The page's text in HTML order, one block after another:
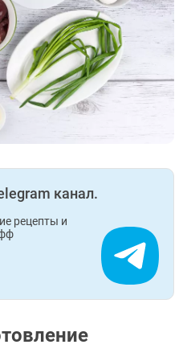
канал.
рецепты и